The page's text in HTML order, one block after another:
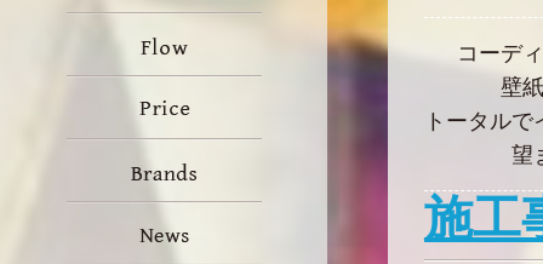
コーデ
壁
トータル
望
施工